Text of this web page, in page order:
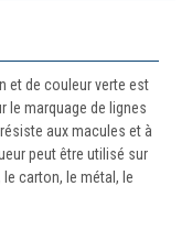
et de couleur verte est
le marquage de lignes
aux macules et à
peut être utilisé sur
carton, le métal, le